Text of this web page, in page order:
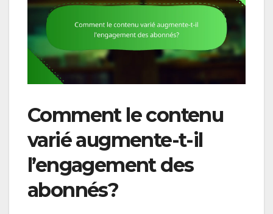
Comment le contenu
varié augmente-t-il
l’engagement des
abonnés?